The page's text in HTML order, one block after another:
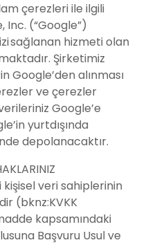
çerezleri ile ilgili
Inc. (“Google”)
sağlanan hizmeti olan
Şirketimiz
Google’den alınması
ve çerezler
Google’e
yurtdışında
depolanacaktır.
kişisel veri sahiplerinin
(bknz:KVKK
kapsamındaki
Başvuru Usul ve